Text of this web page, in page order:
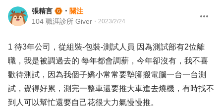
張精言 ・ 關注
104 職涯診所 Giver ・ 2023/2/24
1 待3年公司，從組裝-包裝-測試人員 因為測試部有2位離
職，我是被調過去的 每年都會調薪，今年卻沒有，我不喜
歡待測試，因為我個子嬌小常常要墊腳搬電腦一台一台測
試，覺得好累，測完一整車還要推大車進去燒機，有時找不
到人可以幫忙還要自己花很大力氣慢慢推。